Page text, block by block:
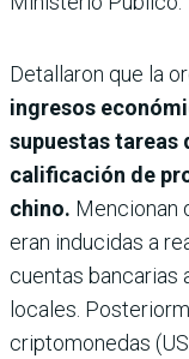
Detallaron que la
ingresos
supuestas tareas
calificación de
chino. Mencionan
eran inducidas a
cuentas bancarias
locales.
criptomonedas